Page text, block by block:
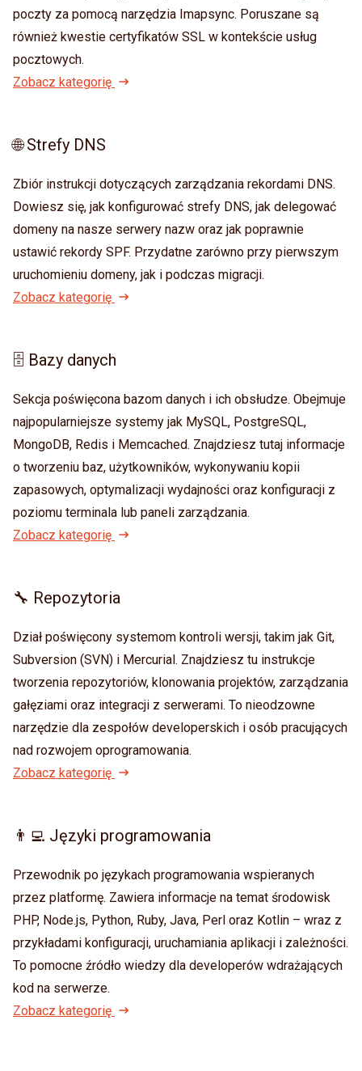
poczty za pomocą narzędzia Imapsync. Poruszane są
również kwestie certyfikatów SSL w kontekście usług
pocztowych.
Zobacz kategorię
🌐 Strefy DNS
Zbiór instrukcji dotyczących zarządzania rekordami DNS.
Dowiesz się, jak konfigurować strefy DNS, jak delegować
domeny na nasze serwery nazw oraz jak poprawnie
ustawić rekordy SPF. Przydatne zarówno przy pierwszym
uruchomieniu domeny, jak i podczas migracji.
Zobacz kategorię
🗄️ Bazy danych
Sekcja poświęcona bazom danych i ich obsłudze. Obejmuje
najpopularniejsze systemy jak MySQL, PostgreSQL,
MongoDB, Redis i Memcached. Znajdziesz tutaj informacje
o tworzeniu baz, użytkowników, wykonywaniu kopii
zapasowych, optymalizacji wydajności oraz konfiguracji z
poziomu terminala lub paneli zarządzania.
Zobacz kategorię
🔧 Repozytoria
Dział poświęcony systemom kontroli wersji, takim jak Git,
Subversion (SVN) i Mercurial. Znajdziesz tu instrukcje
tworzenia repozytoriów, klonowania projektów, zarządzania
gałęziami oraz integracji z serwerami. To nieodzowne
narzędzie dla zespołów developerskich i osób pracujących
nad rozwojem oprogramowania.
Zobacz kategorię
👨‍💻 Języki programowania
Przewodnik po językach programowania wspieranych
przez platformę. Zawiera informacje na temat środowisk
PHP, Node.js, Python, Ruby, Java, Perl oraz Kotlin – wraz z
przykładami konfiguracji, uruchamiania aplikacji i zależności.
To pomocne źródło wiedzy dla developerów wdrażających
kod na serwerze.
Zobacz kategorię